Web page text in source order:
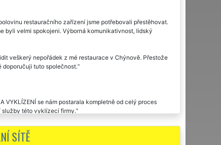
restauračního zařízení jsme potřebovali přestěhovat.
byli velmi spokojeni. Výborná komunikativnost, lidský
veškerý nepořádek z mé restaurace v Chýnově. Přestože
tuto společnost.
se nám postarala kompletně od celý proces
služby této vyklízecí firmy.
to tato společnost nedělala prvně. Velmi oceňujeme jejich
SÍTĚ